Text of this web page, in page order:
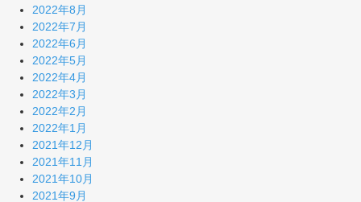
2022年8月
2022年7月
2022年6月
2022年5月
2022年4月
2022年3月
2022年2月
2022年1月
2021年12月
2021年11月
2021年10月
2021年9月